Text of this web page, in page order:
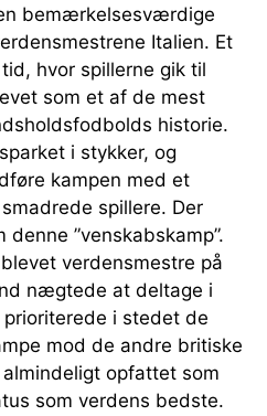
bemærkelsesværdige
Italien. Et
hvor spillerne gik til
som et af de mest
historie.
i stykker, og
kampen med et
spillere. Der
”venskabskamp”.
verdensmestre på
nægtede at deltage i
prioriterede i stedet de
mod de andre britiske
opfattet som
som verdens bedste.